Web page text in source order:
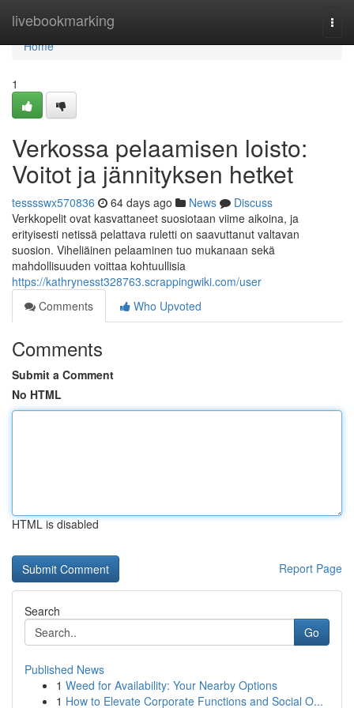
livebookmarking
Home
Home
1
Verkossa pelaamisen loisto:
Voitot ja jännityksen hetket
tesssswx570836 64 days ago News
Discuss
Verkkopelit ovat kasvattaneet suosiotaan viime aikoina, ja
erityisesti netissä pelattava ruletti on saavuttanut valtavan
suosion. Viheliäinen pelaaminen tuo mukanaan sekä
mahdollisuuden voittaa kohtuullisia
https://kathrynesst328763.scrappingwiki.com/user
Comments
Who Upvoted
Comments
Submit a Comment
No HTML
HTML is disabled
Report Page
Search
Go
Published News
1 Weed for Availability: Your Nearby Options
1 How to Elevate Corporate Functions and Social O...